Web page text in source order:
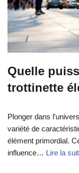
Quelle
trottinette
Plonger dans
variété de
élément primordial.
influence… Lire la